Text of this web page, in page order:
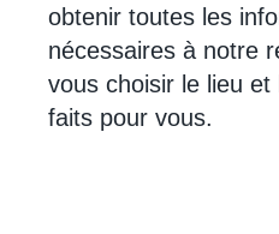
obtenir toutes les
nécessaires à notre
vous choisir le lieu
faits pour vous.